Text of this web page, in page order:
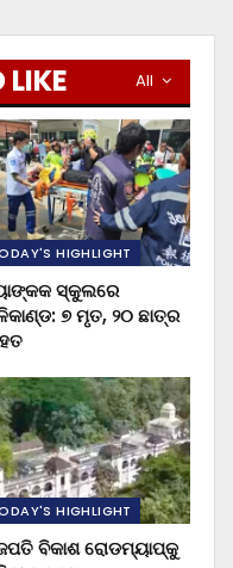
All
HIGHLIGHT
ସ୍କୁଲରେ
୭ ମୃତ, ୨୦ ଛାତ୍ର
HIGHLIGHT
ବିକାଶ ରୋଡମ୍ୟାପ୍‌କୁ